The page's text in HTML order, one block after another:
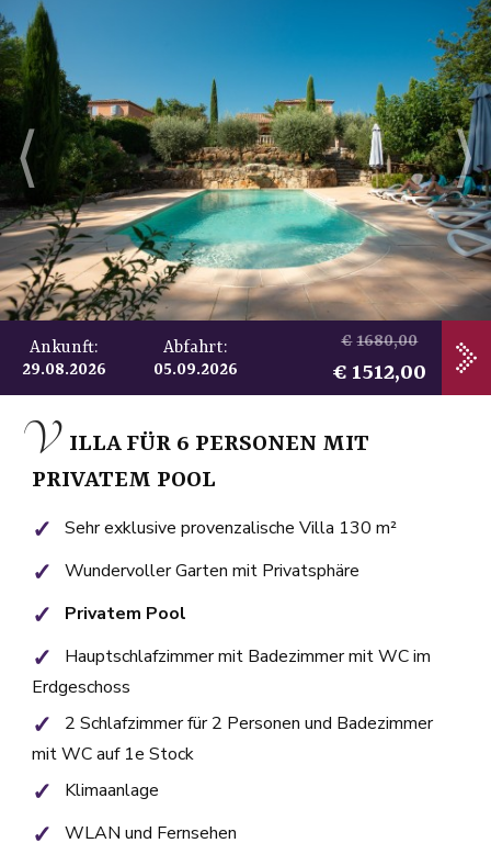
V ILLA FÜR 6 PERSONEN MIT
PRIVATEM POOL
Sehr exklusive provenzalische Villa 130 m²
Wundervoller Garten mit Privatsphäre
Privatem Pool
Hauptschlafzimmer mit Badezimmer mit WC im
Erdgeschoss
2 Schlafzimmer für 2 Personen und Badezimmer
mit WC auf 1e Stock
Klimaanlage
WLAN und Fernsehen
⟨ ⟩
Ankunft:
29.08.2026
Abfahrt:
05.09.2026
1680,00
1512,00